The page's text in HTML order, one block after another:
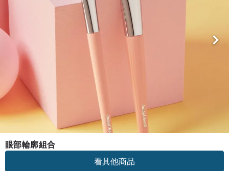
眼部輪廓組合
看其他商品